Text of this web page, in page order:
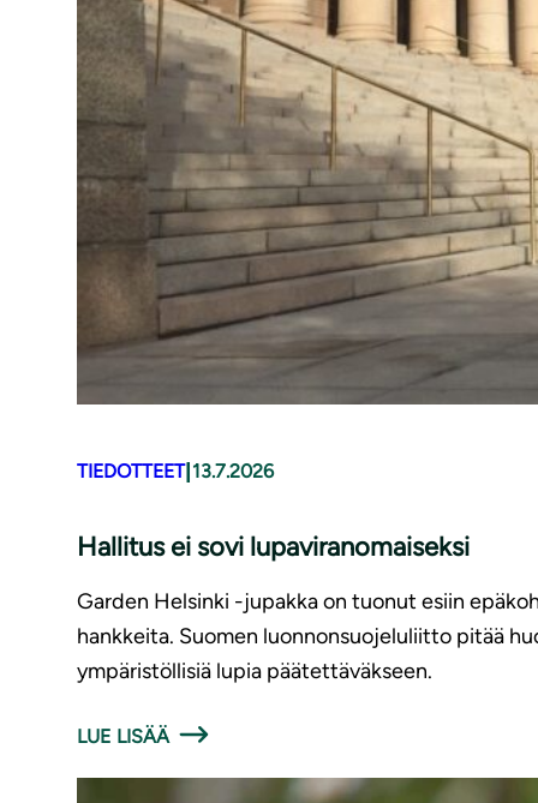
TIEDOTTEET| 13.7.2026
Hallitus ei sovi lupaviranomaiseksi
Garden Helsinki -jupakka on tuonut esiin
hankkeita. Suomen luonnonsuojeluliitto pitää
ympäristöllisiä lupia päätettäväkseen.
LUE LISÄÄ